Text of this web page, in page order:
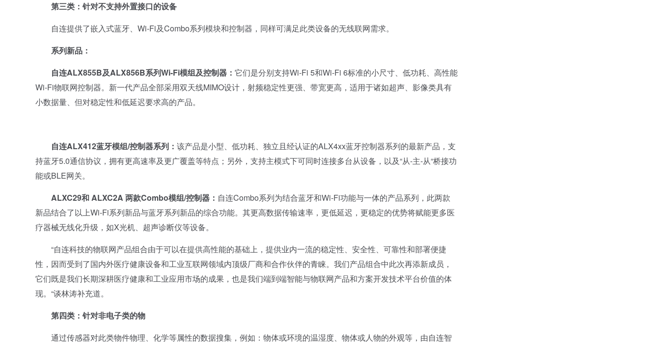
第三类：针对不支持外置接口的设备
自连提供了嵌入式蓝牙、Wi-Fi及Combo系列模块和控制器，同样可满足此类设备的无线联网需求。
系列新品：
自连ALX855B及ALX856B系列Wi-Fi模组及控制器： 它们是分别支持Wi-Fi 5和Wi-Fi 6标准的小尺寸、低功耗、高性能
Wi-Fi物联网控制器。新一代产品全部采用双天线MIMO设计，射频稳定性更强、带宽更高，适用于诸如超声、影像类具有
小数据量、但对稳定性和低延迟要求高的产品。
自连ALX412蓝牙模组/控制器系列： 该产品是小型、低功耗、独立且经认证的ALX4xx蓝牙控制器系列的最新产品，支
持蓝牙5.0通信协议，拥有更高速率及更广覆盖等特点；另外，支持主模式下可同时连接多台从设备，以及“从-主-从“桥接功
能或BLE网关。
ALXC29和 ALXC2A 两款Combo模组/控制器： 自连Combo系列为结合蓝牙和Wi-Fi功能与一体的产品系列，此两款
新品结合了以上Wi-Fi系列新品与蓝牙系列新品的综合功能。其更高数据传输速率，更低延迟，更稳定的优势将赋能更多医
疗器械无线化升级，如X光机、超声诊断仪等设备。
“自连科技的物联网产品组合由于可以在提供高性能的基础上，提供业内一流的稳定性、安全性、可靠性和部署便捷
性，因而受到了国内外医疗健康设备和工业互联网领域内顶级厂商和合作伙伴的青睐。我们产品组合中此次再添新成员，
它们既是我们长期深耕医疗健康和工业应用市场的成果，也是我们端到端智能与物联网产品和方案开发技术平台价值的体
现。“谈林涛补充道。
第四类：针对非电子类的物
通过传感器对此类物件物理、化学等属性的数据搜集，例如：物体或环境的温湿度、物体或人物的外观等，由自连智